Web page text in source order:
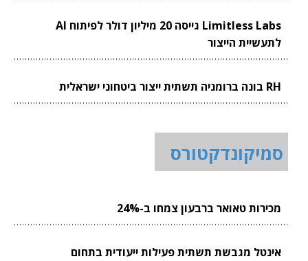
Limitless Labs גייסה 20 מיליון דולר לפיתוח AI
לתעשיית הייצור
RH בונה ברומניה תשתית ייצור ביטחוני ישראלית
סמיקונדקטורס
מכירות טאואר ברבעון צמחו ב-24%
אינטל מגבשת תשתית פעילות ייעודית בתחום